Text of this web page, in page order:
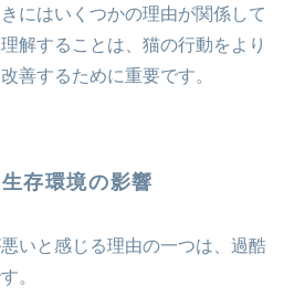
にはいくつかの理由が関係して
解することは、猫の行動をより
善するために重要です。
存環境の影響
いと感じる理由の一つは、過酷
。